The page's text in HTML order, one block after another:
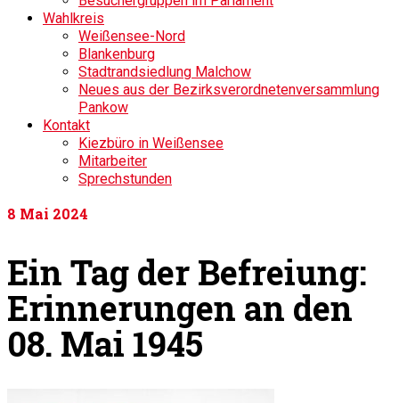
Wahlkreis
Weißensee-Nord
Blankenburg
Stadtrandsiedlung Malchow
Neues aus der Bezirksverordnetenversammlung
Pankow
Kontakt
Kiezbüro in Weißensee
Mitarbeiter
Sprechstunden
8 Mai 2024
Ein Tag der Befreiung:
Erinnerungen an den
08. Mai 1945